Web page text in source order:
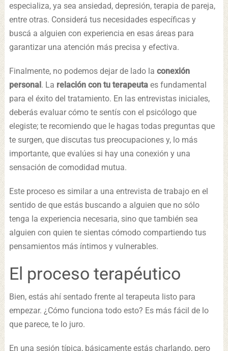
especializa, ya sea ansiedad, depresión, terapia de pareja,
entre otras. Considerá tus necesidades específicas y
buscá a alguien con experiencia en esas áreas para
garantizar una atención más precisa y efectiva.
Finalmente, no podemos dejar de lado la conexión
personal. La relación con tu terapeuta es fundamental
para el éxito del tratamiento. En las entrevistas iniciales,
deberás evaluar cómo te sentís con el psicólogo que
elegiste; te recomiendo que le hagas todas preguntas que
te surgen, que discutas tus preocupaciones y, lo más
importante, que evalúes si hay una conexión y una
sensación de comodidad mutua.
Este proceso es similar a una entrevista de trabajo en el
sentido de que estás buscando a alguien que no sólo
tenga la experiencia necesaria, sino que también sea
alguien con quien te sientas cómodo compartiendo tus
pensamientos más íntimos y vulnerables.
El proceso terapéutico
Bien, estás ahí sentado frente al terapeuta listo para
empezar. ¿Cómo funciona todo esto? Es más fácil de lo
que parece, te lo juro.
En una sesión típica, básicamente estás charlando, pero